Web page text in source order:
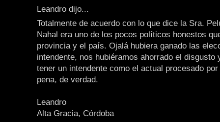
Leandro dijo...
Totalmente de acuerdo con lo que dice la Sra.
Nahal era uno de los pocos políticos honestos
provincia y el país. Ojalá hubiera ganado las
intendente, nos hubiéramos ahorrado el disgusto
tener un intendente como el actual procesado
pena, de verdad.
Leandro
Alta Gracia, Córdoba